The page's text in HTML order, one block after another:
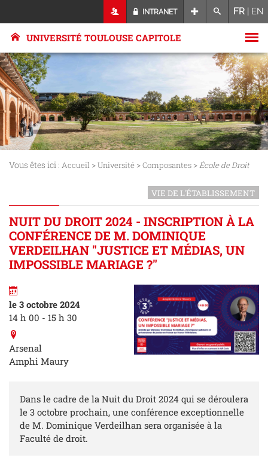
INTRANET FR | EN
UNIVERSITÉ TOULOUSE CAPITOLE
Vous êtes ici : Accueil >Université >Composantes >École de Droit
VIE DE L'ÉTABLISSEMENT
NUIT DU DROIT 2024 - INSCRIPTION À LA
CONFÉRENCE DE M. DOMINIQUE
VERDEILHAN "JUSTICE ET MÉDIAS, UN
IMPOSSIBLE MARIAGE ?"
le 3 octobre 2024
14 h 00 - 15 h 30
Arsenal
Amphi Maury
Dans le cadre de la Nuit du Droit 2024 qui se déroulera
le 3 octobre prochain, une conférence exceptionnelle
de M. Dominique Verdeilhan sera organisée à la
Faculté de droit.